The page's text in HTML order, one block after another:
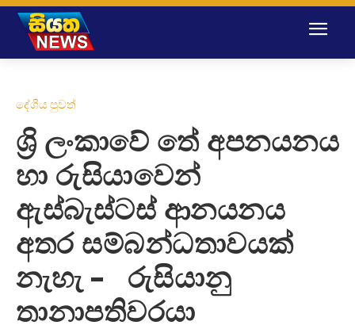
දේශීය පුවත්
ශ්‍රි ලංකාවේ තේ අපනයනය
හා රුසියාවෙන්
ඇස්බැස්ටස් ආනයනය
අතර සම්බන්ධතාවයක්
නැහැ – රුසියානු
තානාපතිවරයා